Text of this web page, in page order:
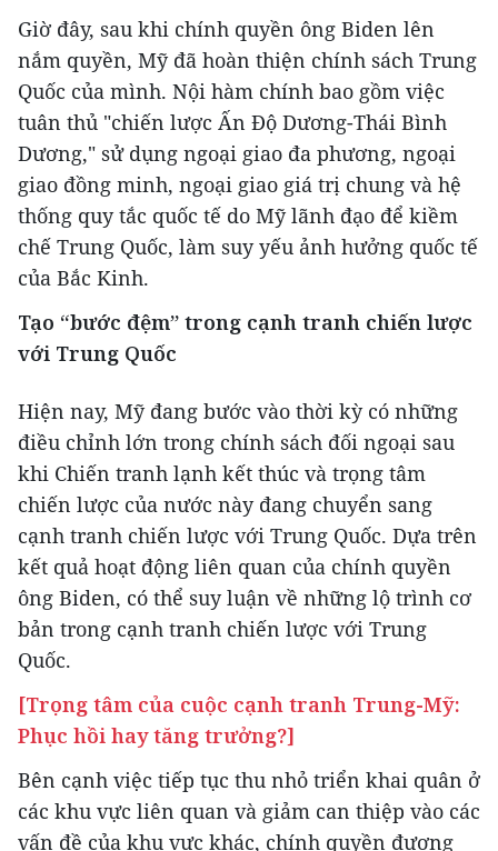
Giờ đây, sau khi chính quyền ông Biden lên
nắm quyền, Mỹ đã hoàn thiện chính sách Trung
Quốc của mình. Nội hàm chính bao gồm việc
tuân thủ "chiến lược Ấn Độ Dương-Thái Bình
Dương," sử dụng ngoại giao đa phương, ngoại
giao đồng minh, ngoại giao giá trị chung và hệ
thống quy tắc quốc tế do Mỹ lãnh đạo để kiềm
chế Trung Quốc, làm suy yếu ảnh hưởng quốc tế
của Bắc Kinh.
Tạo “bước đệm” trong cạnh tranh chiến lược
với Trung Quốc
Hiện nay, Mỹ đang bước vào thời kỳ có những
điều chỉnh lớn trong chính sách đối ngoại sau
khi Chiến tranh lạnh kết thúc và trọng tâm
chiến lược của nước này đang chuyển sang
cạnh tranh chiến lược với Trung Quốc. Dựa trên
kết quả hoạt động liên quan của chính quyền
ông Biden, có thể suy luận về những lộ trình cơ
bản trong cạnh tranh chiến lược với Trung
Quốc.
[Trọng tâm của cuộc cạnh tranh Trung-Mỹ:
Phục hồi hay tăng trưởng?]
Bên cạnh việc tiếp tục thu nhỏ triển khai quân ở
các khu vực liên quan và giảm can thiệp vào các
vấn đề của khu vực khác, chính quyền đương